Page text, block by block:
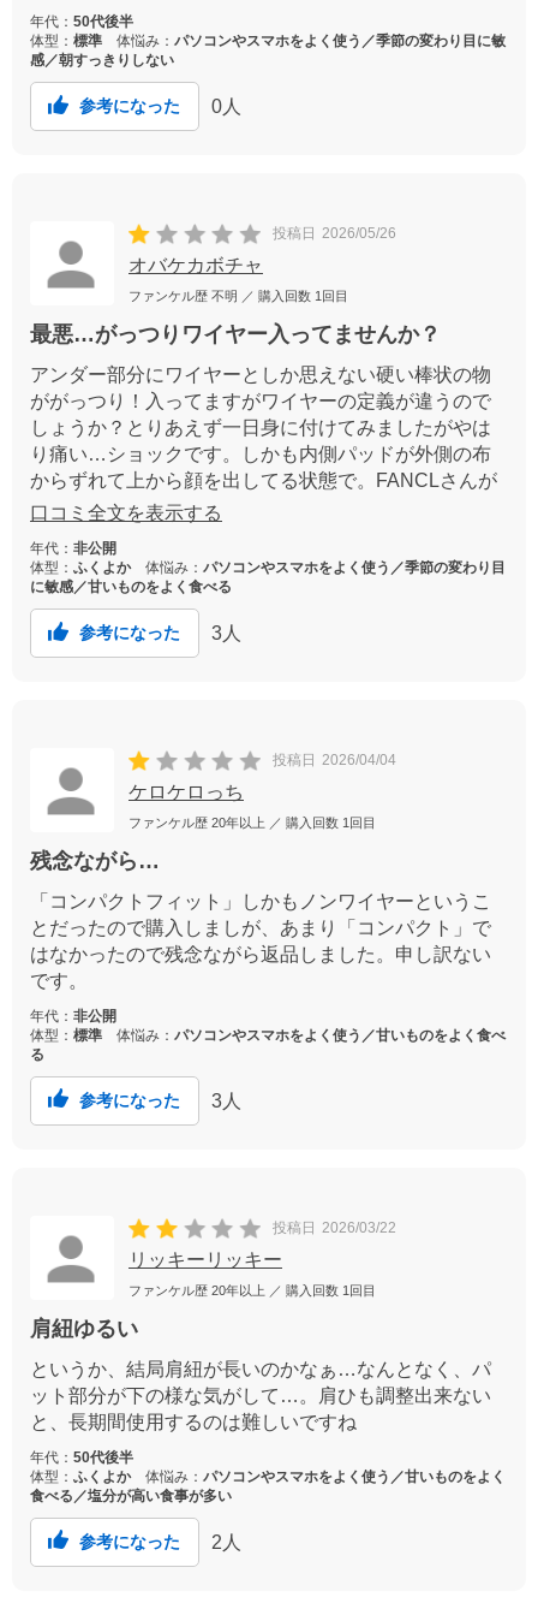
カップがあるのが、ありがたいです。またリピしたい
です。
年代： 50代後半
体型： 標準 体悩み： パソコンやスマホをよく使う／季節の変わり目に敏
感／朝すっきりしない
参考になった 0 人
投稿日 2026/05/26
オバケカボチャ
ファンケル歴 不明 ／ 購入回数 1回目
最悪…がっつりワイヤー入ってませんか？
アンダー部分にワイヤーとしか思えない硬い棒状の物
ががっつり！入ってますがワイヤーの定義が違うので
しょうか？とりあえず一日身に付けてみましたがやは
り痛い…ショックです。しかも内側パッドが外側の布
からずれて上から顔を出してる状態で。FANCLさんが
こんな製品を売っているとは思わなかった。
口コミ全文を表示する
年代： 非公開
体型： ふくよか体悩み： パソコンやスマホをよく使う／季節の変わり目
に敏感／甘いものをよく食べる
参考になった 3 人
投稿日 2026/04/04
ケロケロっち
ファンケル歴 20年以上 ／ 購入回数 1回目
残念ながら…
「コンパクトフィット」しかもノンワイヤーというこ
とだったので購入しましが、あまり「コンパクト」で
はなかったので残念ながら返品しました。申し訳ない
です。
年代： 非公開
体型： 標準 体悩み： パソコンやスマホをよく使う／甘いものをよく食べ
る
参考になった 3 人
投稿日 2026/03/22
リッキーリッキー
ファンケル歴 20年以上 ／ 購入回数 1回目
肩紐ゆるい
というか、結局肩紐が長いのかなぁ…なんとなく、パ
ット部分が下の様な気がして…。肩ひも調整出来ない
と、長期間使用するのは難しいですね
年代： 50代後半
体型： ふくよか体悩み： パソコンやスマホをよく使う／甘いものをよく
食べる／塩分が高い食事が多い
参考になった 2 人